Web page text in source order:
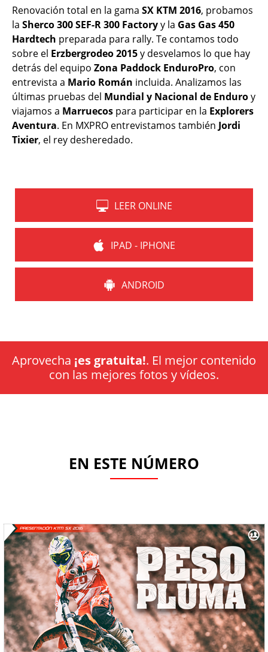
Renovación total en la gama SX KTM 2016, probamos
la Sherco 300 SEF-R 300 Factoryy la Gas Gas 450
Hardtech preparada para rally. Te contamos todo
sobre el Erzbergrodeo 2015y desvelamos lo que hay
detrás del equipo Zona Paddock EnduroPro, con
entrevista a Mario Román incluida. Analizamos las
últimas pruebas del Mundial y Nacional de Enduroy
viajamos a Marruecos para participar en la Explorers
Aventura. En MXPRO entrevistamos también Jordi
Tixier, el rey desheredado.
LEER ONLINE
IPAD - IPHONE
ANDROID
Aprovecha ¡es gratuita!. El mejor contenido
con las mejores fotos y vídeos.
EN ESTE NÚMERO